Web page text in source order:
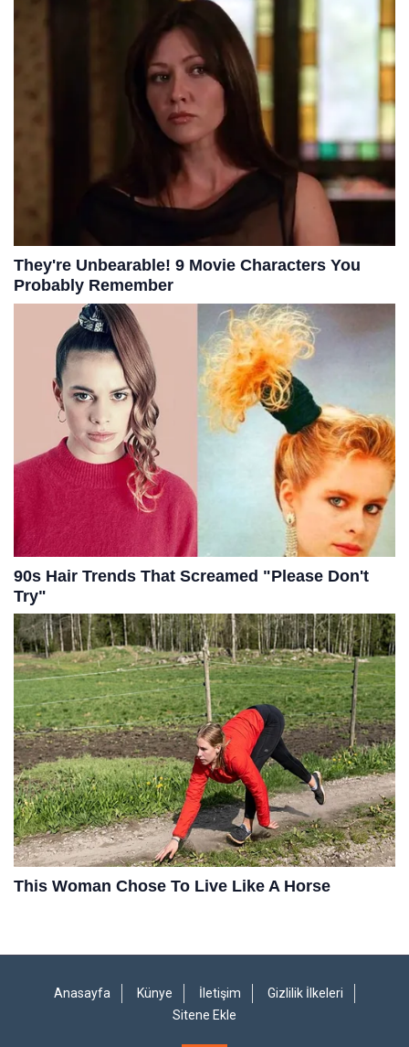
Anasayfa Künye İletişim
Gizlilik İlkeleri
Sitene Ekle